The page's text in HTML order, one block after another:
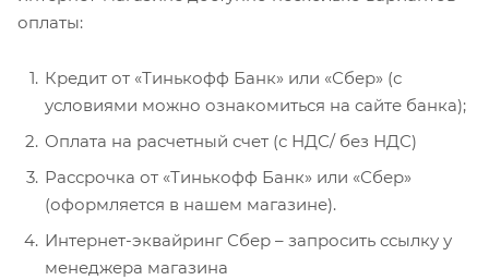
оплаты:
Кредит от «Тинькофф Банк» или «Сбер» (с
условиями можно ознакомиться на сайте банка);
Оплата на расчетный счет (с НДС/ без НДС)
Рассрочка от «Тинькофф Банк» или «Сбер»
(оформляется в нашем магазине).
Интернет-эквайринг Сбер – запросить ссылку у
менеджера магазина